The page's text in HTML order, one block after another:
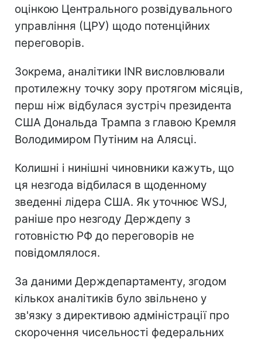
оцінкою Центрального розвідувального
управління (ЦРУ) щодо потенційних
переговорів.
Зокрема, аналітики INR висловлювали
протилежну точку зору протягом місяців,
перш ніж відбулася зустріч президента
США Дональда Трампа з главою Кремля
Володимиром Путіним на Алясці.
Колишні і нинішні чиновники кажуть, що
ця незгода відбилася в щоденному
зведенні лідера США. Як уточнює WSJ,
раніше про незгоду Держдепу з
готовністю РФ до переговорів не
повідомлялося.
За даними Держдепартаменту, згодом
кількох аналітиків було звільнено у
зв'язку з директивою адміністрації про
скорочення чисельності федеральних